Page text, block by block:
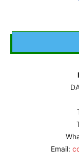
Email: